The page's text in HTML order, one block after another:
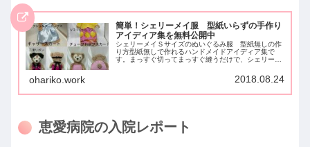
簡単！シェリーメイ服 型紙いらずの手作り
アイディア集を無料公開中
シェリーメイＳサイズのぬいぐるみ服 型紙無しの作
り方型紙無しで作れるハンドメイドアイディア集で
す。まっすぐ切ってまっすぐ縫うだけで、シェリーメ
合わせてお洋服や小物になっていくやり方です。直線
ohariko.work 2018.08.24
恵愛病院の入院レポート